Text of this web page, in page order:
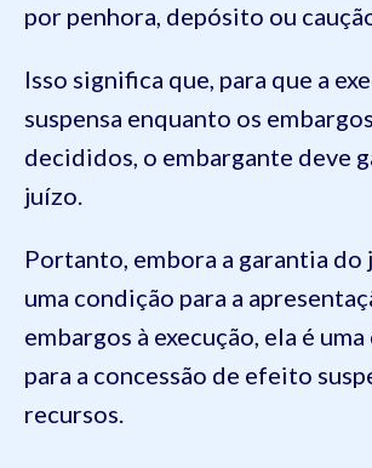
por penhora, depósito ou
Isso significa que, para que a
suspensa enquanto os
decididos, o embargante deve
juízo.
Portanto, embora a garantia do
uma condição para a
embargos à execução, ela é
para a concessão de efeito
recursos.